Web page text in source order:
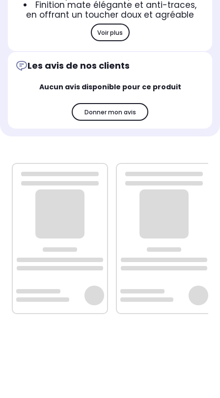
Finition mate élégante et anti-traces,
en offrant un toucher doux et agréable
Voir plus
Les avis de nos clients
Aucun avis disponible pour ce produit
Donner mon avis